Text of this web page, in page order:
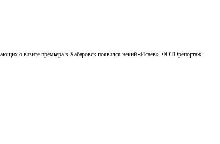
о визите премьера в Хабаровск появился некий «Исаев». ФОТОрепортаж